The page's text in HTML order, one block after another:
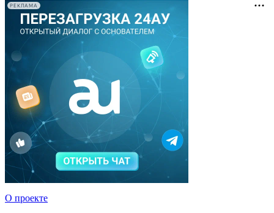
РЕКЛАМА
О проекте